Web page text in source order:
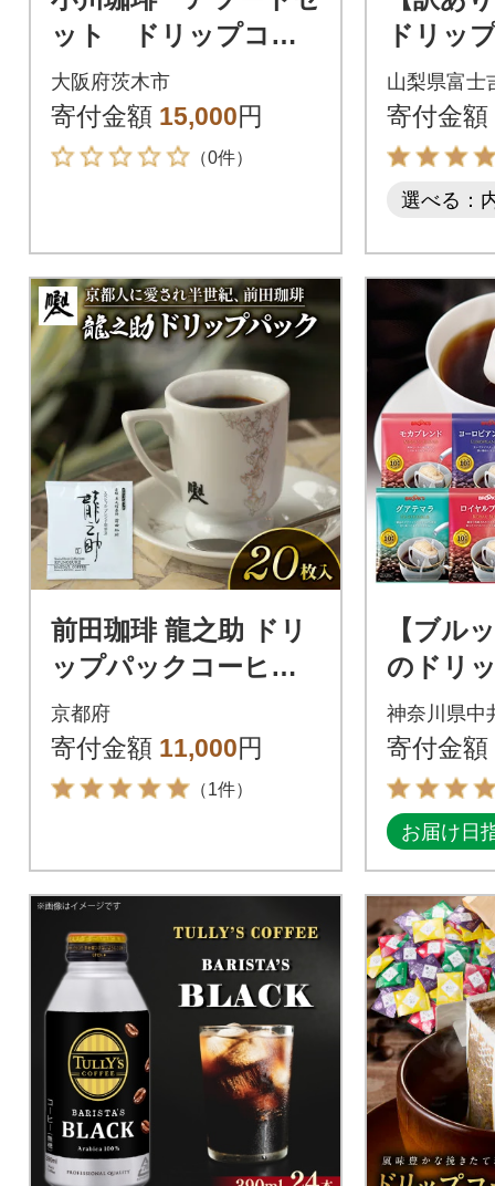
ット ドリップコー
ヒー50杯分
大阪府茨木市
寄付金額 15,000円
（0件）
ドリッ
ふるさ
保護 さ
猫 TNR
山梨県富士
寄付金額
選べる：
前田珈琲 龍之助 ドリ
ップパックコーヒー 2
0袋 自家焙煎 ブラジ
ル、グァテマラ、コ
ロンビア
京都府
寄付金額 11,000円
（1件）
【ブル
のドリ
ーヒー5
72袋)
神奈川県中
寄付金額
お届け日